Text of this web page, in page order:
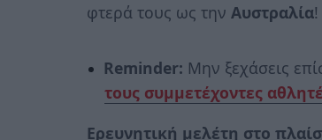
φτερά τους ως την Αυστραλία!
Reminder: Μην ξεχάσεις
τους συμμετέχοντες
Ερευνητική μελέτη στο